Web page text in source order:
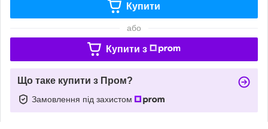
Купити
або
Купити з
Що таке купити з Пром?
Замовлення під захистом